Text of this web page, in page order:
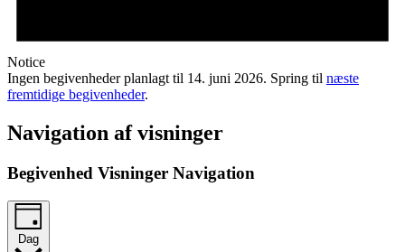
Notice
Ingen begivenheder planlagt til 14. juni 2026. Spring til næste
fremtidige begivenheder.
Navigation af visninger
Begivenhed Visninger Navigation
Dag